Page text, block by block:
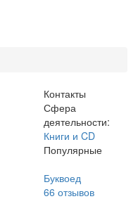
Контакты
Сфера
деятельности:
Книги и CD
Популярные
Буквоед
66 отзывов